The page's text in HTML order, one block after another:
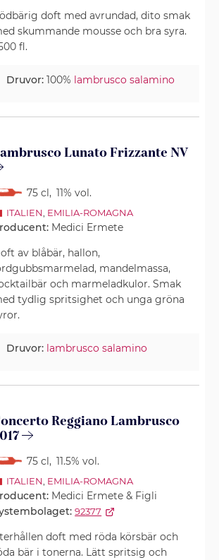
doft med avrundad, dito smak
skummande mousse och bra syra.
fl.
Druvor: 100% lambrusco salamino
Lunato Frizzante NV
75 cl, 11% vol.
ITALIEN EMILIA-ROMAGNA
Medici Ermete
av blåbär, hallon,
mandelmassa,
och marmeladkulor. Smak
tydlig spritsighet och unga gröna
Druvor: lambrusco salamino
Reggiano Lambrusco
75 cl, 11.5% vol.
ITALIEN EMILIA-ROMAGNA
Medici Ermete & Figli
92377
doft med röda körsbär och
bär i tonerna. Lätt spritsig och